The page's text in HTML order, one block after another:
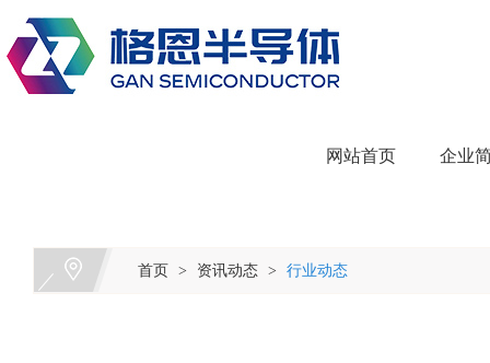
网站首页 企业
首页 > 资讯动态 > 行业动态